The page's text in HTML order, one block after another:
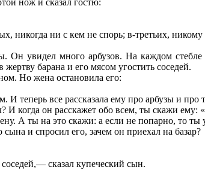
никогда ни с кем не спорь; в-третьих,
Он увидел много арбузов. На каждом
барана и его мясом угостить соседей.
Но жена остановила его:
теперь все рассказала ему про арбузы и про
он расскажет обо всем, ты скажи ему:
А ты на это скажи: а если не попарно, то
и спросил его, зачем он приехал на базар?
сказал купеческий сын.